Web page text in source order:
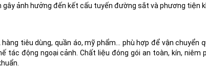
ảnh hưởng đến kết cấu tuyến đường sắt và phương tiện
tiêu dùng, quần áo, mỹ phẩm… phù hợp để vận chuyển
tác động ngoại cảnh. Chất liệu đóng gói an toàn, kín, niêm